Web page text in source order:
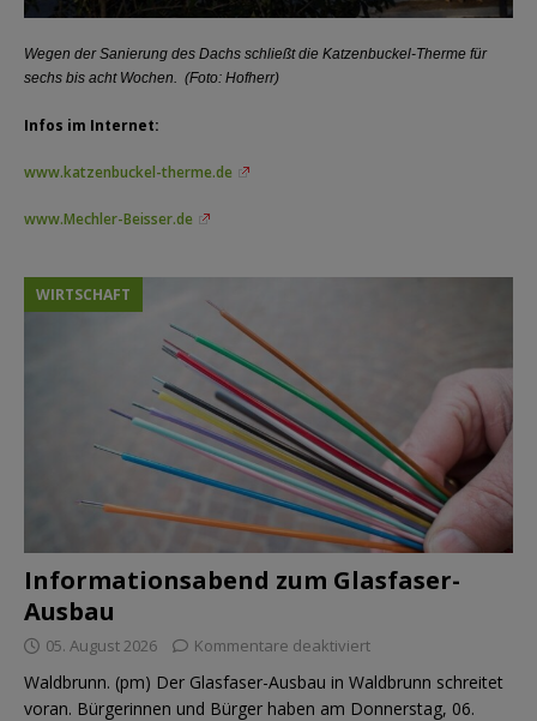
Wegen der Sanierung des Dachs schließt die Katzenbuckel-Therme für
sechs bis acht Wochen. (Foto: Hofherr)
Infos im Internet:
www.katzenbuckel-therme.de
www.Mechler-Beisser.de
Informationsabend zum Glasfaser-
Ausbau
WIRTSCHAFT
05. August 2026 Kommentare deaktiviert
Waldbrunn. (pm) Der Glasfaser-Ausbau in Waldbrunn schreitet
voran. Bürgerinnen und Bürger haben am Donnerstag, 06.